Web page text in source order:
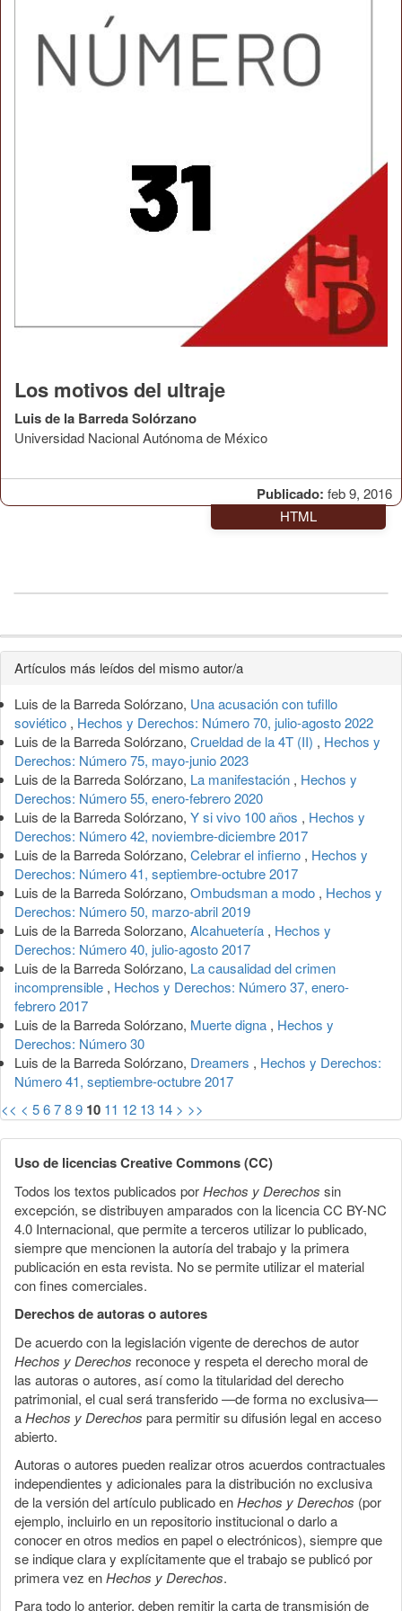
Publicado: feb 9, 2016
Los motivos del ultraje
Luis de la Barreda Solórzano
Universidad Nacional Autónoma de México
HTML
Detalles
del
artículo
Artículos más leídos del mismo autor/a
Luis de la Barreda Solórzano, Una acusación con tufillo
soviético , Hechos y Derechos: Número 70, julio-agosto 2022
Luis de la Barreda Solórzano, Crueldad de la 4T (II) , Hechos y
Derechos: Número 75, mayo-junio 2023
Luis de la Barreda Solórzano, La manifestación , Hechos y
Derechos: Número 55, enero-febrero 2020
Luis de la Barreda Solórzano, Y si vivo 100 años , Hechos y
Derechos: Número 42, noviembre-diciembre 2017
Luis de la Barreda Solórzano, Celebrar el infierno , Hechos y
Derechos: Número 41, septiembre-octubre 2017
Luis de la Barreda Solórzano, Ombudsman a modo , Hechos y
Derechos: Número 50, marzo-abril 2019
Luis de la Barreda Solorzano, Alcahuetería , Hechos y
Derechos: Número 40, julio-agosto 2017
Luis de la Barreda Solórzano, La causalidad del crimen
incomprensible , Hechos y Derechos: Número 37, enero-
febrero 2017
Luis de la Barreda Solórzano, Muerte digna , Hechos y
Derechos: Número 30
Luis de la Barreda Solórzano, Dreamers , Hechos y Derechos:
Número 41, septiembre-octubre 2017
<< < 56789 10 11 12 13 14 > >>
Uso de licencias Creative Commons (CC)
Todos los textos publicados porHechos y Derechos sin
excepción, se distribuyen amparados con la licencia CC BY-NC
4.0 Internacional, que permite a terceros utilizar lo publicado,
siempre que mencionen la autoría del trabajo y la primera
publicación en esta revista. No se permite utilizar el material
con fines comerciales.
Derechos de autoras o autores
De acuerdo con la legislación vigente de derechos de autor
Hechos y Derechos reconoce y respeta el derecho moral de
las autoras o autores, así como la titularidad del derecho
patrimonial, el cual será transferido —de forma no exclusiva—
aHechos y Derechos para permitir su difusión legal en acceso
abierto.
Autoras o autores pueden realizar otros acuerdos contractuales
independientes y adicionales para la distribución no exclusiva
de la versión del artículo publicado enHechos y Derechos (por
ejemplo, incluirlo en un repositorio institucional o darlo a
conocer en otros medios en papel o electrónicos), siempre que
se indique clara y explícitamente que el trabajo se publicó por
primera vez enHechos y Derechos.
Para todo lo anterior, deben remitir la carta de transmisión de